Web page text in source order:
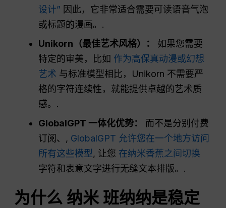
设计” 因此，它非常适合需要可读语音气泡
或标题的漫画。.
Unikorn（最佳艺术风格）：
如果您需要
特定的审美，比如 作为高保真动漫或幻想
艺术 与标准模型相比，Unikorn 不需要严
格的字符连续性，就能提供卓越的艺术质
感。.
GlobalGPT 一体化优势：
而不是分别付费
订阅、, GlobalGPT 允许您在一个地方访问
所有这些模型, 让您 在纳米香蕉之间切换
字符和表意文字进行无缝文本排版。.
为什么 纳米班纳纳是稳定